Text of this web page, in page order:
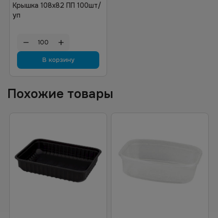
Крышка 108х82 ПП 100шт/
уп
В корзину
Похожие товары